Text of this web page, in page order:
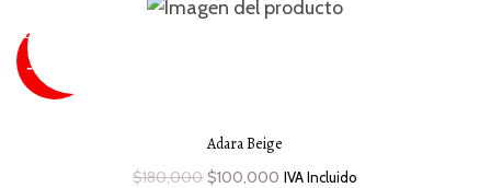
SUPER
- 44 %
Adara Beige
$180,000 $100,000 IVA Incluido